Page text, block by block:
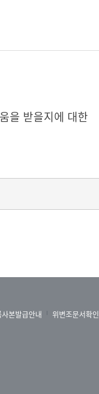
을 받을지에 대한
본발급안내 위변조문서확인